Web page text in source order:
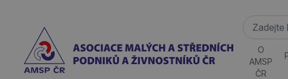
O
AMSP
ČR